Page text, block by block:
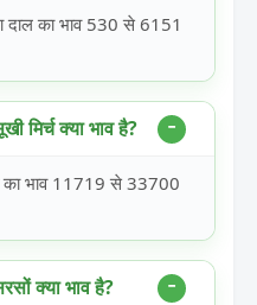
का भाव 530 से 6151
क्या भाव है?
भाव 11719 से 33700
क्या भाव है?